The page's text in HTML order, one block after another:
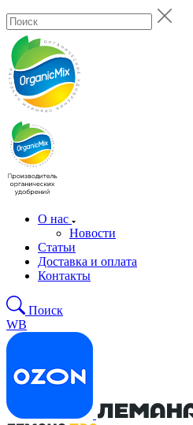
О нас
Новости
Статьи
Доставка и оплата
Контакты
Поиск
WB